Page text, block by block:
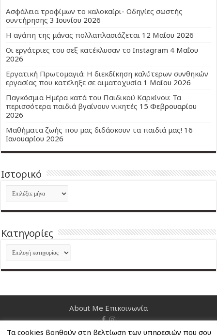
Ασφάλεια τροφίμων το καλοκαίρι- Οδηγίες σωστής
συντήρησης 3 Ιουνίου 2026
Η αγάπη της μάνας πολλαπλασιάζεται 12 Μαΐου 2026
Οι εργάτριες του σεξ κατέκλυσαν το Instagram 4 Μαΐου
2026
Εργατική Πρωτομαγιά: Η διεκδίκηση καλύτερων συνθηκών
εργασίας που κατέληξε σε αιματοχυσία 1 Μαΐου 2026
Παγκόσμια Ημέρα κατά του Παιδικού Καρκίνου: Τα
περισσότερα παιδιά βγαίνουν νικητές 15 Φεβρουαρίου
2026
Μαθήματα ζωής που μας διδάσκουν τα παιδιά μας! 16
Ιανουαρίου 2026
Ιστορικό
Ιστορικό
Kατηγορίες
Kατηγορίες
About Me Επικοινωνία
Nancy's Blog © Copyright 2026, All Rights Reserved
Τα cookies βοηθούν στη βελτίωση των υπηρεσιών που σου